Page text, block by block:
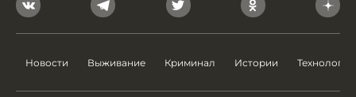
Новости Выживание Криминал Истории Технологии